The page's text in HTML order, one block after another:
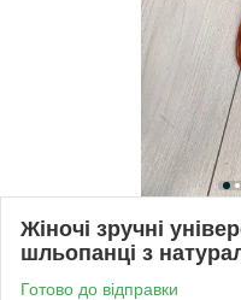
Жіночі зручні
шльопанці з
Готово до відправки